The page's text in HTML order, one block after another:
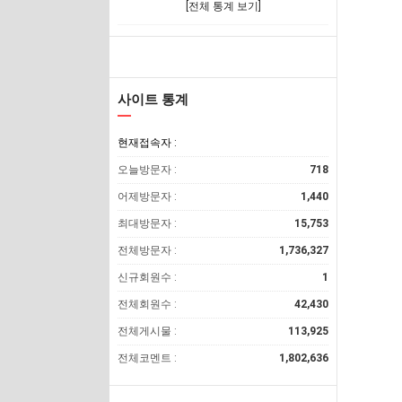
[전체 통계 보기]
사이트 통계
현재접속자 :
오늘방문자 : 718
어제방문자 : 1,440
최대방문자 : 15,753
전체방문자 : 1,736,327
신규회원수 : 1
전체회원수 : 42,430
전체게시물 : 113,925
전체코멘트 : 1,802,636